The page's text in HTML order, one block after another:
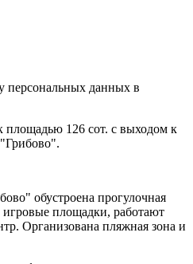
персональных данных в
площадью 126 сот. с выходом к
обустроена прогулочная
игровые площадки, работают
Организована пляжная зона и